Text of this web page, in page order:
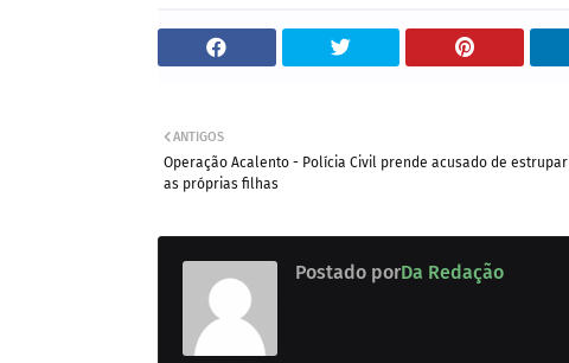
ANTIGOS
Operação Acalento - Polícia Civil prende acusado de estrupar
as próprias filhas
Postado porDa Redação